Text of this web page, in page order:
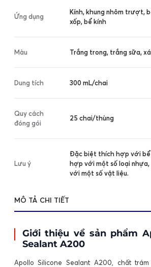
Ứng dụng
Kính, khung nhôm trượt,
xốp, bể kính
Màu Trắng trong, trắng sữa,
Dung tích 300 mL/chai
Quy cách
đóng gói
25 chai/thùng
Lưu ý
Đặc biệt thích hợp với bể
hợp với một số loại nhựa,
với một số vật liệu.
MÔ TẢ CHI TIẾT
Giới thiệu về sản phẩm
Sealant A200
Apollo Silicone Sealant A200 , chất